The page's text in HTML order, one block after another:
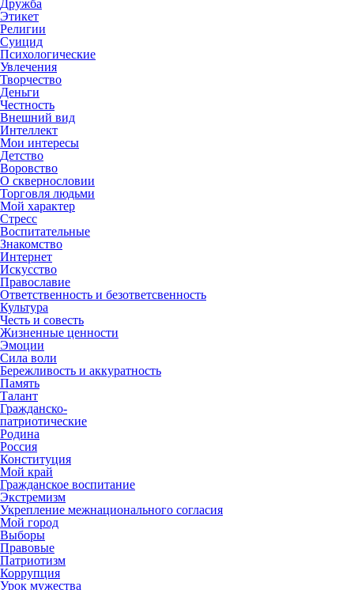
Дружба
Этикет
Религии
Суицид
Психологические
Увлечения
Творчество
Деньги
Честность
Внешний вид
Интеллект
Мои интересы
Детство
Воровство
О сквернословии
Торговля людьми
Мой характер
Стресс
Воспитательные
Знакомство
Интернет
Искусство
Православие
Ответственность и безответсвенность
Культура
Честь и совесть
Жизненные ценности
Эмоции
Сила воли
Бережливость и аккуратность
Память
Талант
Гражданско-
патриотические
Родина
Россия
Конституция
Мой край
Гражданское воспитание
Экстремизм
Укрепление межнационального согласия
Мой город
Выборы
Правовые
Патриотизм
Коррупция
Урок мужества